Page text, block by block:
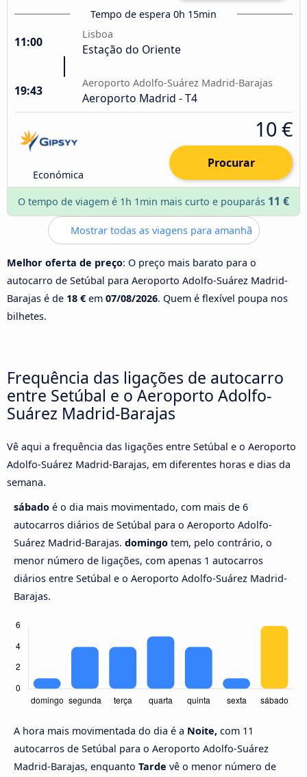
Tempo de espera 0h 15min
11:00
Lisboa
Estação do Oriente
19:43
Aeroporto Adolfo-Suárez Madrid-Barajas
Aeroporto Madrid - T4
Económica
10 €
Procurar
O tempo de viagem é 1h 1min mais curto e pouparás 11 €
Mostrar todas as viagens para amanhã
Melhor oferta de preço: O preço mais barato para o
autocarro de Setúbal para Aeroporto Adolfo-Suárez Madrid-
Barajas é de 18 € em 07/08/2026. Quem é flexível poupa nos
bilhetes.
Frequência das ligações de autocarro
entre Setúbal e o Aeroporto Adolfo-
Suárez Madrid-Barajas
Vê aqui a frequência das ligações entre Setúbal e o Aeroporto
Adolfo-Suárez Madrid-Barajas, em diferentes horas e dias da
semana.
sábado é o dia mais movimentado, com mais de 6
autocarros diários de Setúbal para o Aeroporto Adolfo-
Suárez Madrid-Barajas. domingo tem, pelo contrário, o
menor número de ligações, com apenas 1 autocarros
diários entre Setúbal e o Aeroporto Adolfo-Suárez Madrid-
Barajas.
A hora mais movimentada do dia é a Noite, com 11
autocarros de Setúbal para o Aeroporto Adolfo-Suárez
Madrid-Barajas, enquanto Tarde vê o menor número de